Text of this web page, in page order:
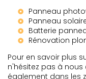
Panneau
Panneau
Batterie
Rénovation
Pour en savoir plus
n'hésitez pas à
également dans les